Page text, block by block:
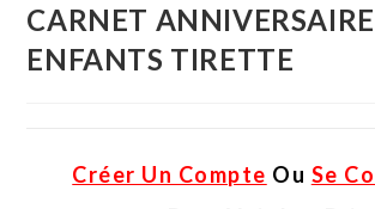
CARNET ANNIVERSAIRE
ENFANTS TIRETTE
Créer Un Compte Ou Se